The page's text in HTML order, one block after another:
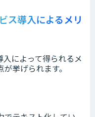
ス導入によるメリ
によって得られるメ
挙げられます。